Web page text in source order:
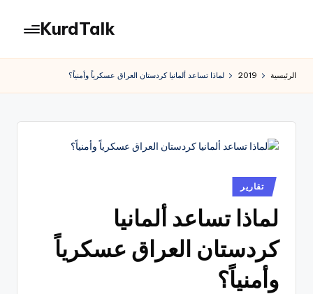
المحتوى
KurdTalk
اخبار
الرئيسية 2019 لماذا تساعد ألمانيا كردستان العراق عسكرياً وأمنياً؟
نُشر
في
تقارير
لماذا تساعد ألمانيا
كردستان العراق عسكرياً
وأمنياً؟